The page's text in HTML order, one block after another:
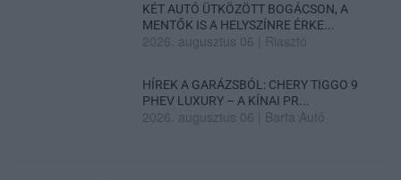
KÉT AUTÓ ÜTKÖZÖTT BOGÁCSON, A
MENTŐK IS A HELYSZÍNRE ÉRKE...
2026. augusztus 06 Riasztó
HÍREK A GARÁZSBÓL: CHERY TIGGO 9
PHEV LUXURY – A KÍNAI PR...
2026. augusztus 06 Barta Autó